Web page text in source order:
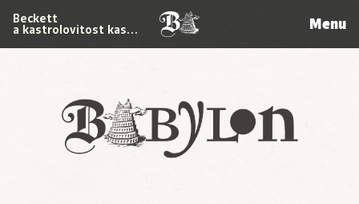
Babylon
Beckett
a kastrolovitost kas… Menu